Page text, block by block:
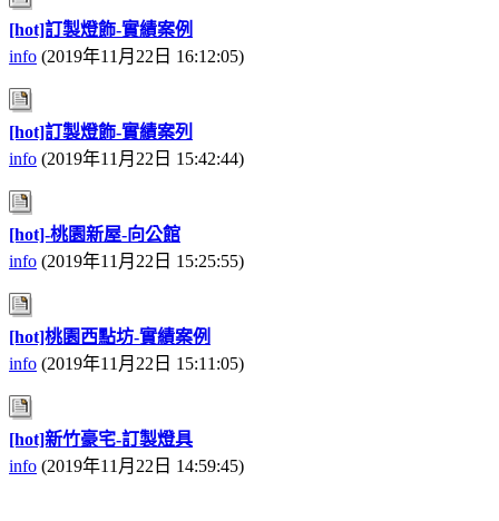
[hot]訂製燈飾-實績案例
info (2019年11月22日 16:12:05)
[hot]訂製燈飾-實績案列
info (2019年11月22日 15:42:44)
[hot]-桃園新屋-向公館
info (2019年11月22日 15:25:55)
[hot]桃園西點坊-實績案例
info (2019年11月22日 15:11:05)
[hot]新竹豪宅-訂製燈具
info (2019年11月22日 14:59:45)